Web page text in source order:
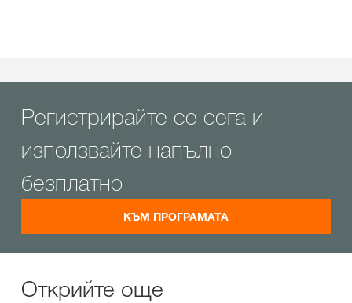
Регистрирайте се сега и
използвайте напълно
безплатно
КЪМ ПРОГРАМАТА
Открийте още